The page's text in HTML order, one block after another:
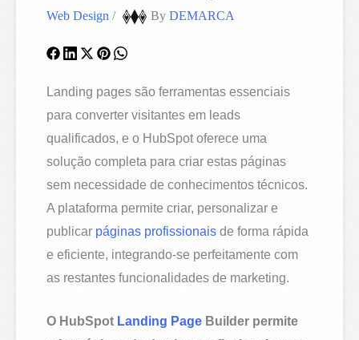
Web Design / ByDEMARCA
Landing pages são ferramentas essenciais
para converter visitantes em leads
qualificados, e o HubSpot oferece uma
solução completa para criar estas páginas
sem necessidade de conhecimentos técnicos.
A plataforma permite criar, personalizar e
publicar páginas profissionais de forma rápida
e eficiente, integrando-se perfeitamente com
as restantes funcionalidades de marketing.
O HubSpot Landing Page Builder permite